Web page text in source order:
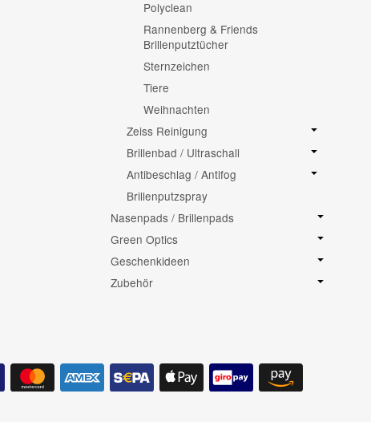
Polyclean
Rannenberg & Friends
Brillenputztücher
Sternzeichen
Tiere
Weihnachten
Zeiss Reinigung
Brillenbad / Ultraschall
Antibeschlag / Antifog
Brillenputzspray
Nasenpads / Brillenpads
Green Optics
Geschenkideen
Zubehör